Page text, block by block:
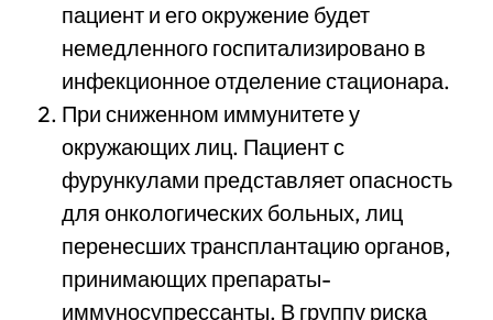
пациент и его окружение будет
немедленного госпитализировано в
инфекционное отделение стационара.
При сниженном иммунитете у
окружающих лиц. Пациент с
фурункулами представляет опасность
для онкологических больных, лиц
перенесших трансплантацию органов,
принимающих препараты-
иммуносупрессанты. В группу риска